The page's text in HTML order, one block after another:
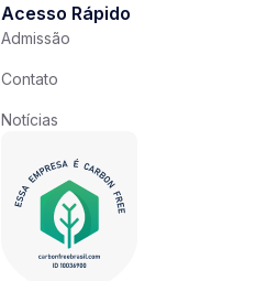
Acesso Rápido
Admissão
Contato
Notícias